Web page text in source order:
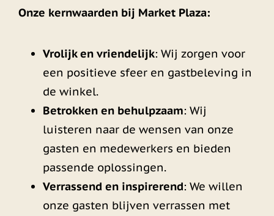
Onze kernwaarden bij Market Plaza:
Vrolijk en vriendelijk: Wij zorgen voor
een positieve sfeer en gastbeleving in
de winkel.
Betrokken en behulpzaam: Wij
luisteren naar de wensen van onze
gasten en medewerkers en bieden
passende oplossingen.
Verrassend en inspirerend: We willen
onze gasten blijven verrassen met